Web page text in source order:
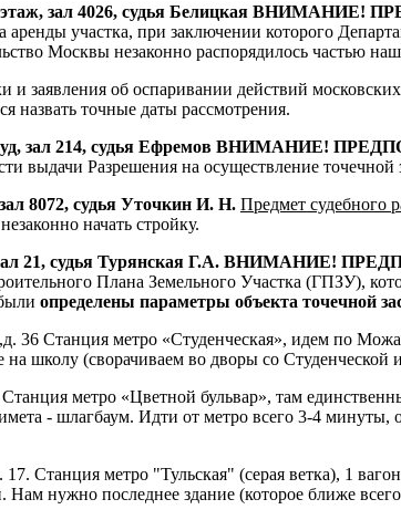
4 этаж, зал 4026, судья Белицкая
аренды участка, при заключении которого
Москвы незаконно распорядилось частью
заявления об оспаривании действий
назвать точные даты рассмотрения.
суд, зал 214, судья Ефремов
выдачи Разрешения на осуществление
8072, судья Уточкин И. Н. Предмет судебного
начать стройку.
зал 21, судья Турянская Г.А.
Плана Земельного Участка
определены параметры объекта точечной
36 Станция метро «Студенческая», идем по
на школу (сворачиваем во дворы со
Станция метро «Цветной бульвар», там
- шлагбаум. Идти от метро всего 3-4 минуты,
Станция метро "Тульская" (серая ветка), 1
Нам нужно последнее здание (которое ближе